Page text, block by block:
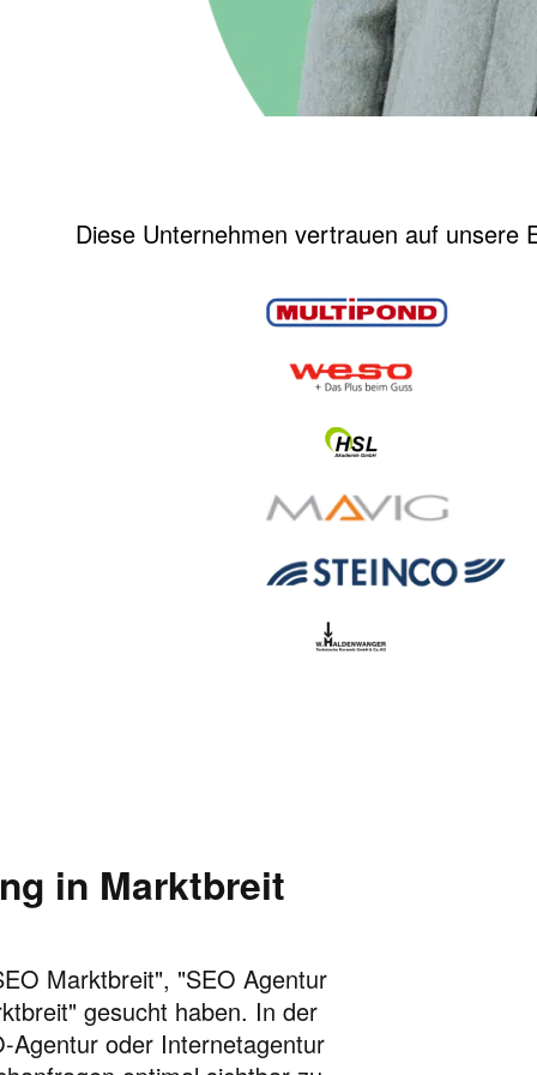
Diese Unternehmen vertrauen auf unsere
in Marktbreit
Marktbreit", "SEO Agentur
gesucht haben. In der
Agentur oder Internetagentur